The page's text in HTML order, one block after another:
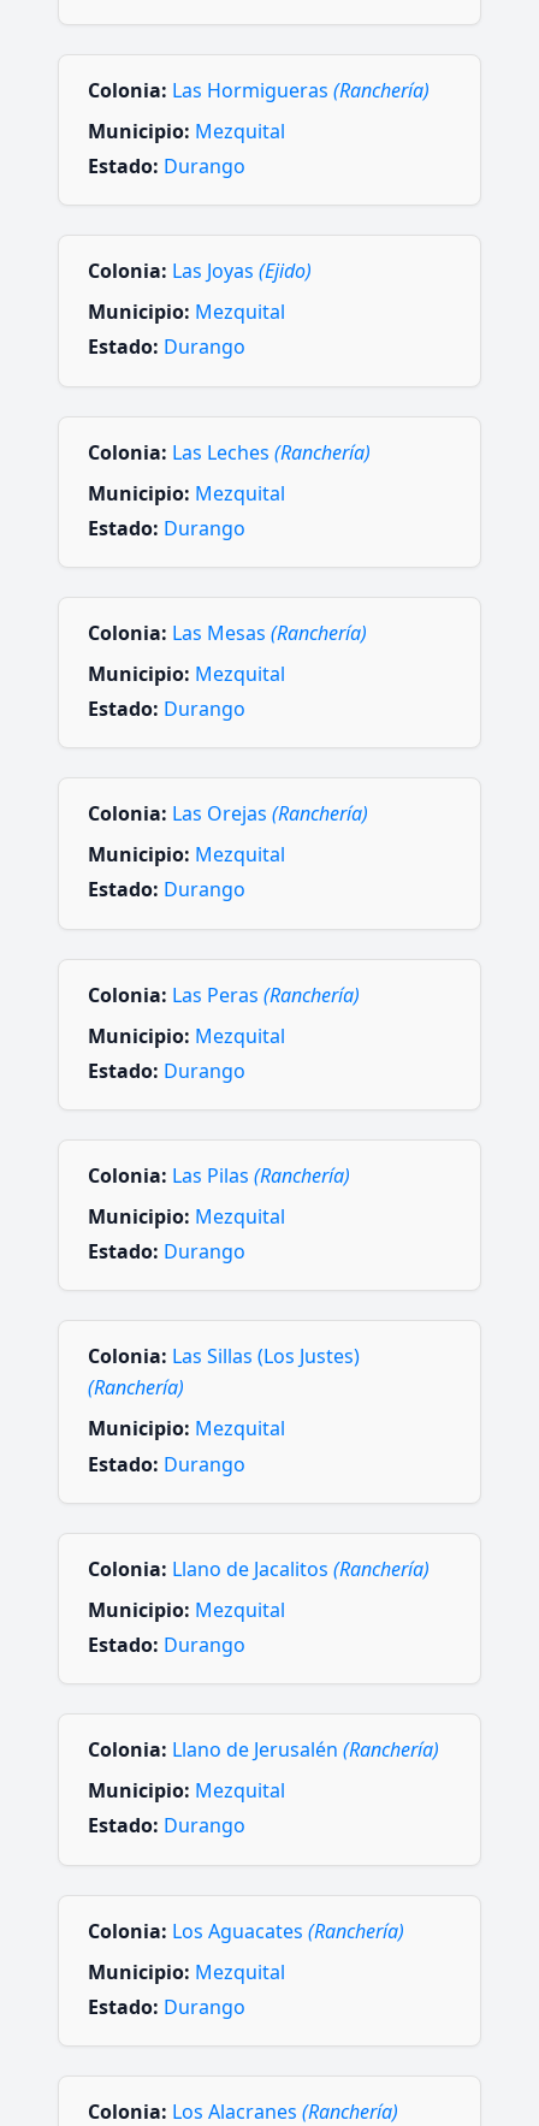
Colonia: Las Hormigueras (Ranchería)
Municipio: Mezquital
Estado: Durango
Colonia: Las Joyas (Ejido)
Municipio: Mezquital
Estado: Durango
Colonia: Las Leches (Ranchería)
Municipio: Mezquital
Estado: Durango
Colonia: Las Mesas (Ranchería)
Municipio: Mezquital
Estado: Durango
Colonia: Las Orejas (Ranchería)
Municipio: Mezquital
Estado: Durango
Colonia: Las Peras (Ranchería)
Municipio: Mezquital
Estado: Durango
Colonia: Las Pilas (Ranchería)
Municipio: Mezquital
Estado: Durango
Colonia: Las Sillas (Los Justes)
(Ranchería)
Municipio: Mezquital
Estado: Durango
Colonia: Llano de Jacalitos (Ranchería)
Municipio: Mezquital
Estado: Durango
Colonia: Llano de Jerusalén (Ranchería)
Municipio: Mezquital
Estado: Durango
Colonia: Los Aguacates (Ranchería)
Municipio: Mezquital
Estado: Durango
Colonia: Los Alacranes (Ranchería)